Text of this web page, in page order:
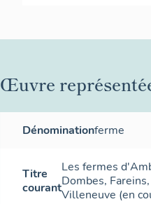
Œuvre
Dénominationferme
Titre
courant
Les fermes
Dombes,
Villeneuve (en